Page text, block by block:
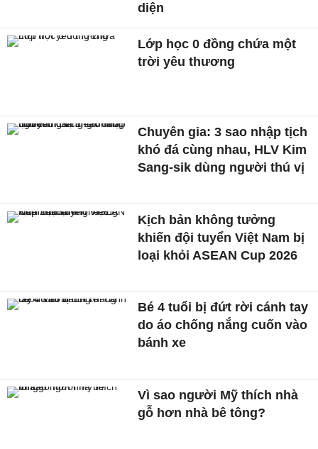
diện
Lớp học 0 đồng chứa một
trời yêu thương
Chuyên gia: 3 sao nhập tịch
khó đá cùng nhau, HLV Kim
Sang-sik dùng người thú vị
Kịch bản không tưởng
khiến đội tuyển Việt Nam bị
loại khỏi ASEAN Cup 2026
Bé 4 tuổi bị đứt rời cánh tay
do áo chống nắng cuốn vào
bánh xe
Vì sao người Mỹ thích nhà
gỗ hơn nhà bê tông?